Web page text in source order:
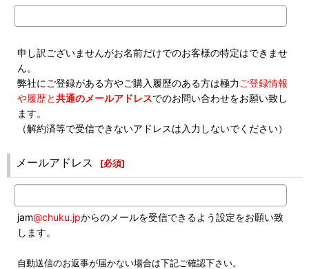
申し訳ございませんがお名前だけでのお客様の特定はできませ
ん。
弊社にご登録がある方やご購入履歴のある方は極力 ご登録情報
や履歴と共通のメールアドレスでのお問い合わせをお願い致し
ます。
（解約済等で受信できないアドレスは入力しないでください）
メールアドレス [必須]
jam@chuku.jpからのメールを受信できるよう設定をお願い致
します。
自動送信のお返事が届かない場合は下記ご確認下さい。